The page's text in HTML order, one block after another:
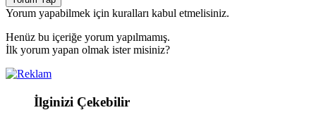
Yorum yapabilmek için kuralları kabul etmelisiniz.
Henüz bu içeriğe yorum yapılmamış.
İlk yorum yapan olmak ister misiniz?
İlginizi Çekebilir